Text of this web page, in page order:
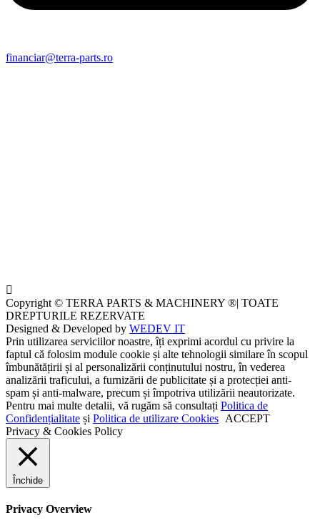
financiar@terra-parts.ro
Copyright © TERRA PARTS & MACHINERY ®| TOATE
DREPTURILE REZERVATE
Designed & Developed by WEDEV IT
Prin utilizarea serviciilor noastre, îți exprimi acordul cu privire la
faptul că folosim module cookie și alte tehnologii similare în scopul
îmbunătățirii și al personalizării conținutului nostru, în vederea
analizării traficului, a furnizării de publicitate și a protecției anti-
spam și anti-malware, precum și împotriva utilizării neautorizate.
Pentru mai multe detalii, vă rugăm să consultați Politica de
Confidențialitate și Politica de utilizare Cookies ACCEPT
Privacy & Cookies Policy
Închide
Privacy Overview